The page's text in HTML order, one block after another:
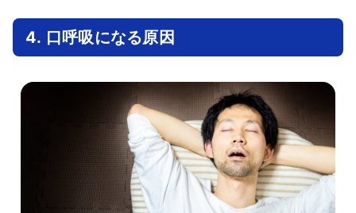
4. 口呼吸になる原因